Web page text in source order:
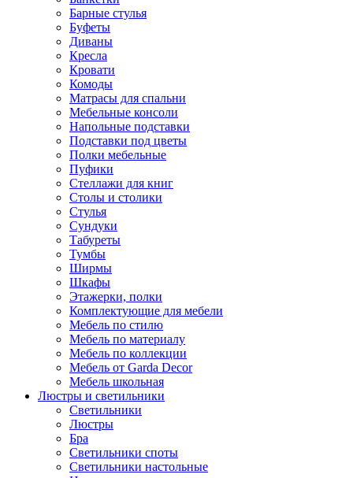
Барные стулья
Буфеты
Диваны
Кресла
Кровати
Комоды
Матрасы для спальни
Мебельные консоли
Напольные подставки
Подставки под цветы
Полки мебельные
Пуфики
Стеллажи для книг
Столы и столики
Стулья
Сундуки
Табуреты
Тумбы
Ширмы
Шкафы
Этажерки, полки
Комплектующие для мебели
Мебель по стилю
Мебель по материалу
Мебель по коллекции
Мебель от Garda Decor
Мебель школьная
Люстры и светильники
Светильники
Люстры
Бра
Светильники споты
Светильники настольные